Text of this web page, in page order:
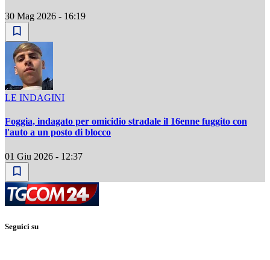
30 Mag 2026 - 16:19
LE INDAGINI
Foggia, indagato per omicidio stradale il 16enne fuggito con
l'auto a un posto di blocco
01 Giu 2026 - 12:37
Seguici su